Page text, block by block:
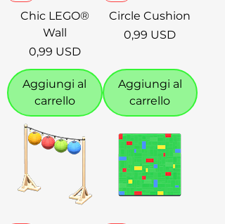
Chic LEGO®
Wall
Prezzo
0,99 USD
Aggiungi al
carrello
Circle Cushion
Prezzo
0,99 USD
Aggiungi al
carrello